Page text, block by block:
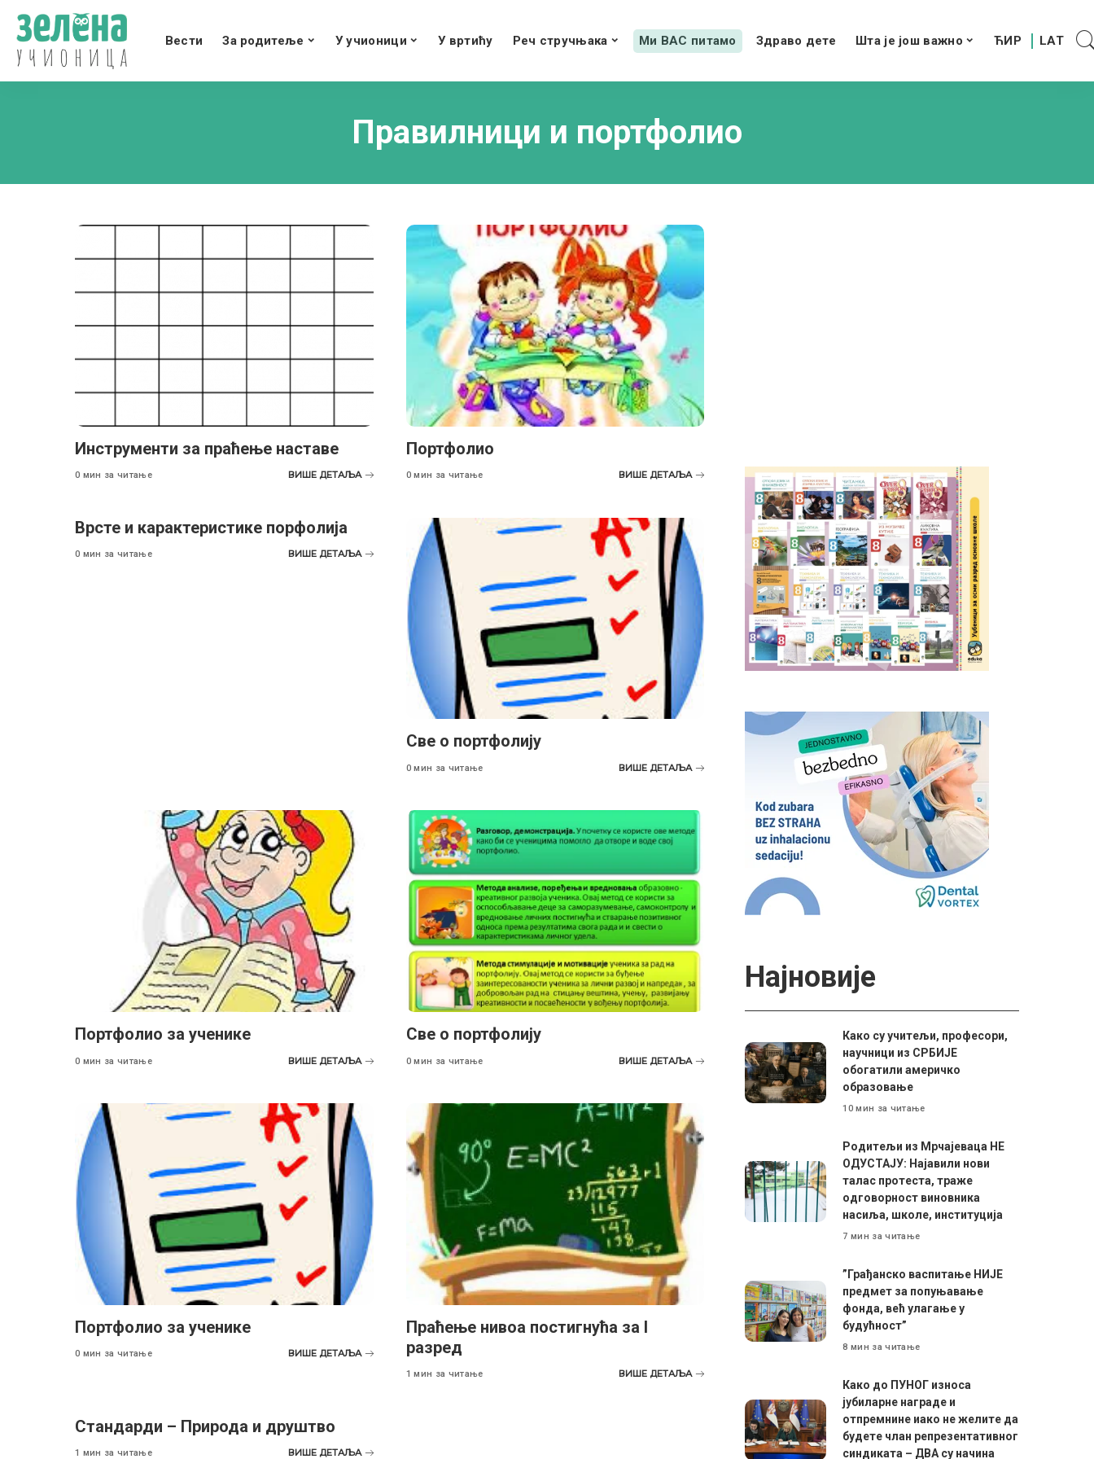
Вести За родитеље У учионици У вртићу Реч стручњака Ми ВАС питамо Здраво дете Шта је још важно
Правилници и портфолио
Инструменти за праћење наставе
0 мин за читање ВИШЕ ДЕТАЉА
Портфолио
0 мин за читање ВИШЕ ДЕТАЉА
Врсте и карактеристике порфолија
0 мин за читање ВИШЕ ДЕТАЉА
Све о портфолију
0 мин за читање ВИШЕ ДЕТАЉА
Портфолио за ученике
0 мин за читање ВИШЕ ДЕТАЉА
Све о портфолију
0 мин за читање ВИШЕ ДЕТАЉА
Портфолио за ученике
0 мин за читање ВИШЕ ДЕТАЉА
Праћење нивоа постигнућа за I
разред
1 мин за читање ВИШЕ ДЕТАЉА
Стандарди – Природа и друштво
1 мин за читање ВИШЕ ДЕТАЉА
Најновије
Како су учитељи, професори,
научници из СРБИЈЕ
обогатили америчко
образовање
10 мин за читање
Родитељи из Мрчајеваца НЕ
ОДУСТАЈУ: Најавили нови
талас протеста, траже
одговорност виновника
насиља, школе, институција
7 мин за читање
”Грађанско васпитање НИЈЕ
предмет за попуњавање
фонда, већ улагање у
будућност”
8 мин за читање
Како до ПУНОГ износа
јубиларне награде и
отпремнине иако не желите да
будете члан репрезентативног
синдиката – ДВА су начина